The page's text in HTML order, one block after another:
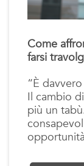
Come
farsi
“È
Il cambio
più un